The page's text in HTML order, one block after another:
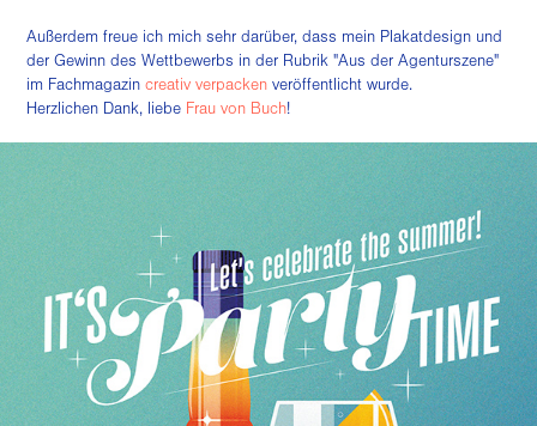
Außerdem freue ich mich sehr darüber, dass mein Plakatdesign und
der Gewinn des Wettbewerbs in der Rubrik "Aus der Agenturszene"
im Fachmagazincreativ verpacken veröffentlicht wurde.
Herzlichen Dank, liebe Frau von Buch!